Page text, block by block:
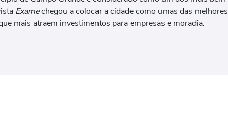
Examechegou a colocar a cidade como umas das melhores
mais atraem investimentos para empresas e moradia.